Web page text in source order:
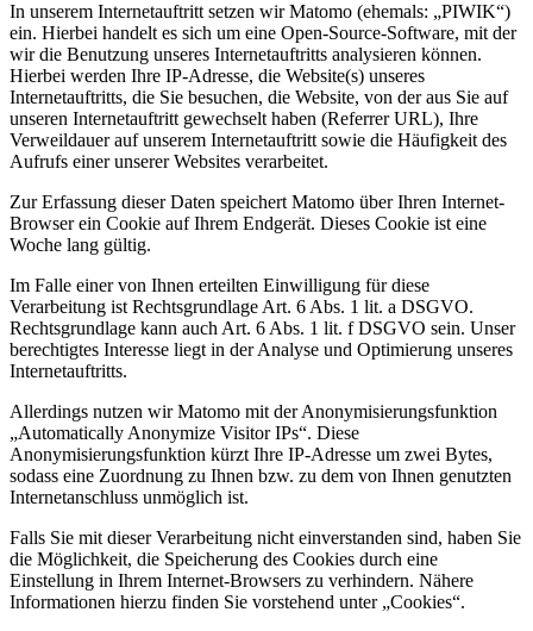
In unserem Internetauftritt setzen wir Matomo (ehemals: „PIWIK“)
ein. Hierbei handelt es sich um eine Open-Source-Software, mit der
wir die Benutzung unseres Internetauftritts analysieren können.
Hierbei werden Ihre IP-Adresse, die Website(s) unseres
Internetauftritts, die Sie besuchen, die Website, von der aus Sie auf
unseren Internetauftritt gewechselt haben (Referrer URL), Ihre
Verweildauer auf unserem Internetauftritt sowie die Häufigkeit des
Aufrufs einer unserer Websites verarbeitet.
Zur Erfassung dieser Daten speichert Matomo über Ihren Internet-
Browser ein Cookie auf Ihrem Endgerät. Dieses Cookie ist eine
Woche lang gültig.
Im Falle einer von Ihnen erteilten Einwilligung für diese
Verarbeitung ist Rechtsgrundlage Art. 6 Abs. 1 lit. a DSGVO.
Rechtsgrundlage kann auch Art. 6 Abs. 1 lit. f DSGVO sein. Unser
berechtigtes Interesse liegt in der Analyse und Optimierung unseres
Internetauftritts.
Allerdings nutzen wir Matomo mit der Anonymisierungsfunktion
„Automatically Anonymize Visitor IPs“. Diese
Anonymisierungsfunktion kürzt Ihre IP-Adresse um zwei Bytes,
sodass eine Zuordnung zu Ihnen bzw. zu dem von Ihnen genutzten
Internetanschluss unmöglich ist.
Falls Sie mit dieser Verarbeitung nicht einverstanden sind, haben Sie
die Möglichkeit, die Speicherung des Cookies durch eine
Einstellung in Ihrem Internet-Browsers zu verhindern. Nähere
Informationen hierzu finden Sie vorstehend unter „Cookies“.